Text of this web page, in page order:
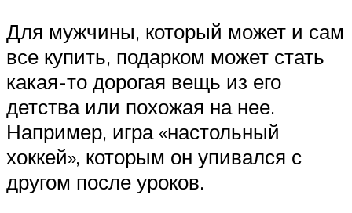
Для мужчины, который может и сам
все купить, подарком может стать
какая-то дорогая вещь из его
детства или похожая на нее.
Например, игра «настольный
хоккей», которым он упивался с
другом после уроков.